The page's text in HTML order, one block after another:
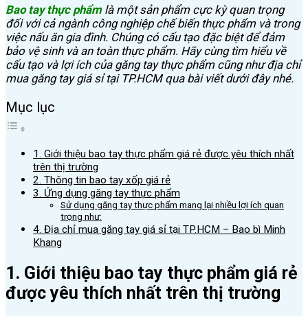
Bao tay thực phẩmlà một sản phẩm cực kỳ quan trọng
đối với cả ngành công nghiệp chế biến thực phẩm và trong
việc nấu ăn gia đình. Chúng có cấu tạo đặc biệt để đảm
bảo vệ sinh và an toàn thực phẩm. Hãy cùng tìm hiểu về
cấu tạo và lợi ích của găng tay thực phẩm cũng như địa chỉ
mua găng tay giá sỉ tại TP.HCM qua bài viết dưới đây nhé.
Mục lục
1. Giới thiệu bao tay thực phẩm giá rẻ được yêu thích nhất
trên thị trường
2. Thông tin bao tay xốp giá rẻ
3. Ứng dụng găng tay thực phẩm
Sử dụng găng tay thực phẩm mang lại nhiều lợi ích quan
trọng như:
4. Địa chỉ mua găng tay giá sỉ tại TP.HCM – Bao bì Minh
Khang
1. Giới thiệu bao tay thực phẩm giá rẻ
được yêu thích nhất trên thị trường